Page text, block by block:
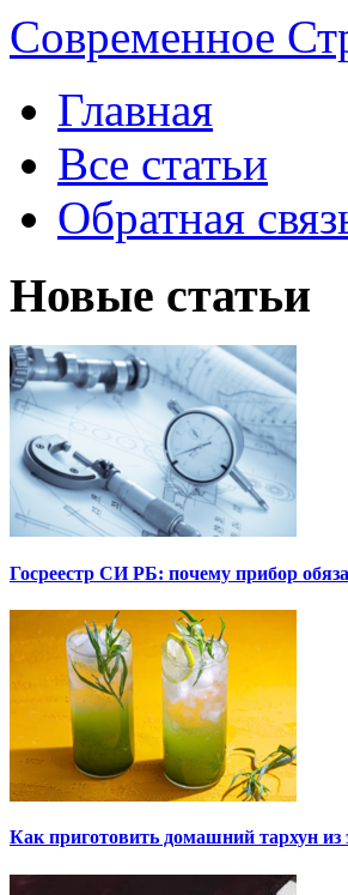
Современное
Главная
Все статьи
Обратная
Новые статьи
Госреестр СИ РБ: почему прибор
Как приготовить домашний тархун из